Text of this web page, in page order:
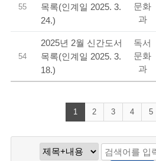
55
목록(인계일 2025. 3.
24.)
문화
과
54
2025년 2월 신간도서
목록(인계일 2025. 3.
18.)
독서
문화
과
1 2 3 4 5